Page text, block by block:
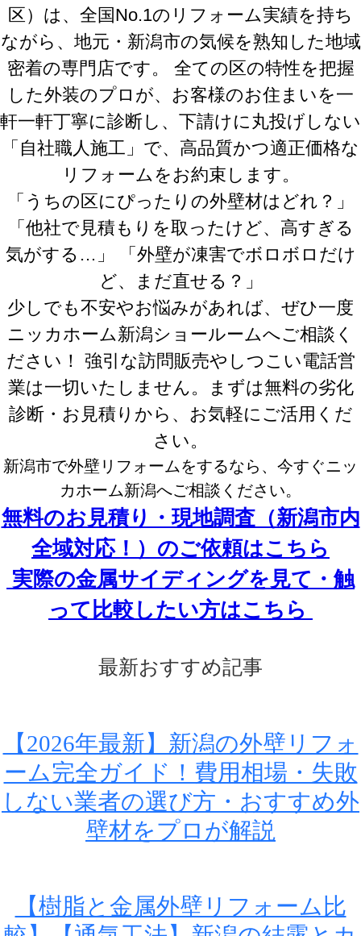
区）は、全国No.1のリフォーム実績を持ち
ながら、地元・新潟市の気候を熟知した地域
密着の専門店です。 全ての区の特性を把握
した外装のプロが、お客様のお住まいを一
軒一軒丁寧に診断し、下請けに丸投げしない
「自社職人施工」で、高品質かつ適正価格な
リフォームをお約束します。
「うちの区にぴったりの外壁材はどれ？」
「他社で見積もりを取ったけど、高すぎる
気がする…」 「外壁が凍害でボロボロだけ
ど、まだ直せる？」
少しでも不安やお悩みがあれば、ぜひ一度
ニッカホーム新潟ショールームへご相談く
ださい！ 強引な訪問販売やしつこい電話営
業は一切いたしません。まずは無料の劣化
診断・お見積りから、お気軽にご活用くだ
さい。
新潟市で外壁リフォームをするなら、今すぐニッ
カホーム新潟へご相談ください。
無料のお見積り・現地調査（新潟市内
全域対応！）のご依頼はこちら
実際の金属サイディングを見て・触
って比較したい方はこちら
最新おすすめ記事
【2026年最新】新潟の外壁リフォ
ーム完全ガイド！費用相場・失敗
しない業者の選び方・おすすめ外
壁材をプロが解説
【樹脂と金属外壁リフォーム比